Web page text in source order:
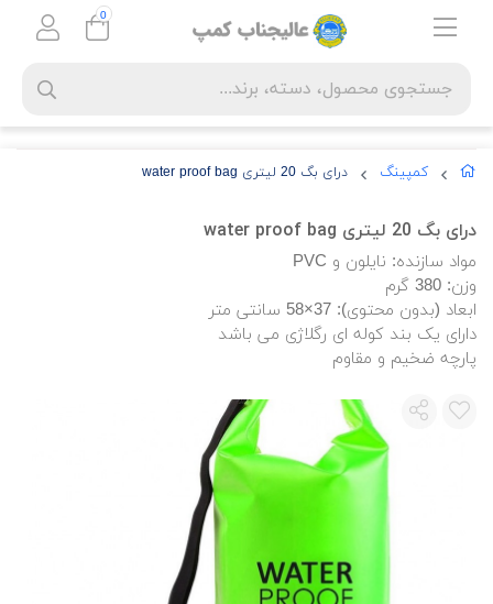
کمپینگ درای بگ 20 لیتری water proof bag
درای بگ 20 لیتری water proof bag
مواد سازنده: نایلون و PVC
وزن: 380 گرم
ابعاد (بدون محتوی): 37×58 سانتی متر
دارای یک بند کوله ای رگلاژی می باشد
پارچه ضخیم و مقاوم
0